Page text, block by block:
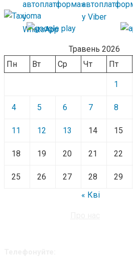
Травень 2026
Пн
Вт Ср Чт Пт
1
4 5 6 7 8
11 12 13 14 15
18 19 20 21 22
25 26 27 28 29
« Кві